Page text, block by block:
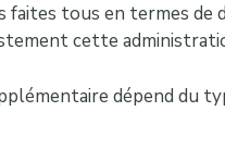
faites tous en termes
cette
dépend du